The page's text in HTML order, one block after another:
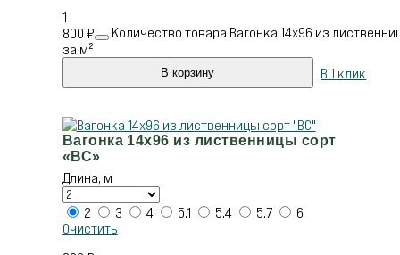
1
800 ₽
за м²
Количество товара Вагонка 14х96 из
В корзину В 1 клик
Вагонка 14х96 из лиственницы сорт
«ВС»
Длина, м
2 3 4 5.1 5.4 5.7
6
Очистить